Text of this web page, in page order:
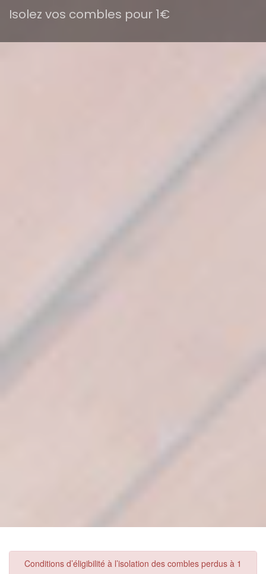
Isolez vos combles pour 1€
Conditions d’éligibilité à l’isolation des combles perdus à 1